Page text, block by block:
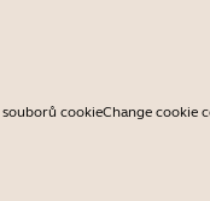
cookieChange cookie